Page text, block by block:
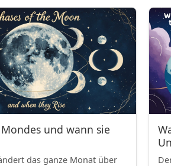
und wann sie
das ganze Monat über